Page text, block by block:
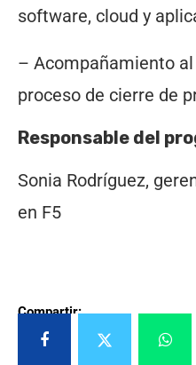
software, cloud y
– Acompañamiento
proceso de cierre de
Responsable del
Sonia Rodríguez,
en F5
Compartir: